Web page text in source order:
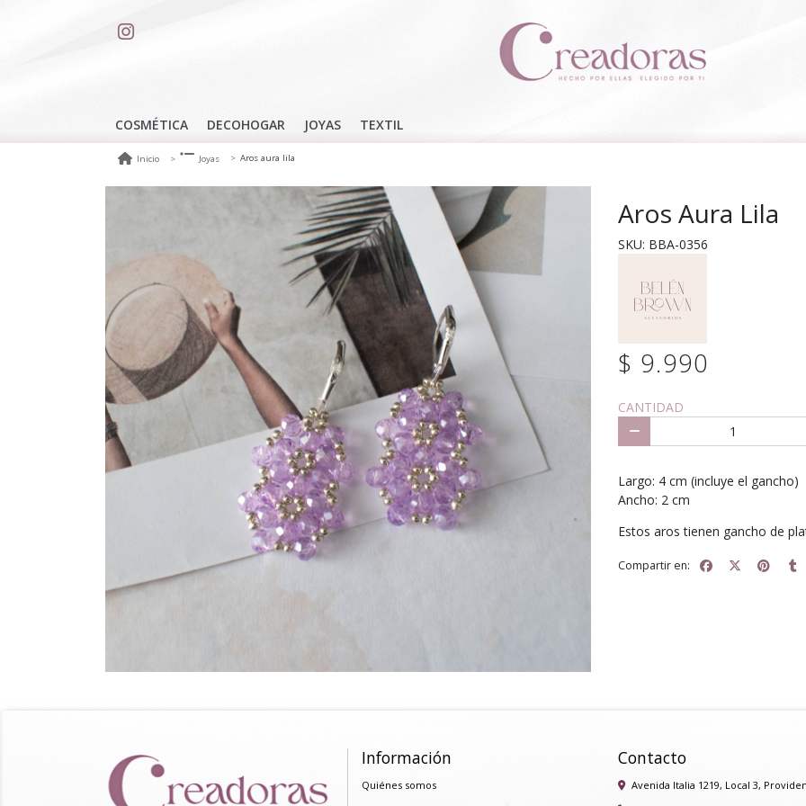
COSMÉTICA DECOHOGAR JOYAS TEXTIL
Inicio Joyas Aros aura lila
Aros Aura Lila
SKU: BBA-0356
$ 9.990
CANTIDAD
Largo: 4 cm (incluye el gancho)
Ancho: 2 cm
Estos aros tienen gancho de
Compartir en:
Información
Quiénes somos
Contacto
Avenida Italia 1219, Local 3,